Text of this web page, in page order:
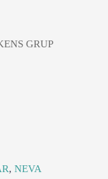
GRUP
, NEVA